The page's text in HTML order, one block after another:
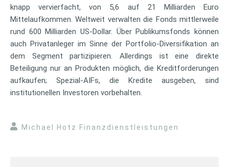
knapp vervierfacht, von 5,6 auf 21 Milliarden Euro
Mittelaufkommen. Weltweit verwalten die Fonds mittlerweile
rund 600 Milliarden US-Dollar. Über Publikumsfonds können
auch Privatanleger im Sinne der Portfolio-Diversifikation an
dem Segment partizipieren. Allerdings ist eine direkte
Beteiligung nur an Produkten möglich, die Kreditforderungen
aufkaufen; Spezial-AIFs, die Kredite ausgeben, sind
institutionellen Investoren vorbehalten.
Michael Hotz Finanzdienstleistungen